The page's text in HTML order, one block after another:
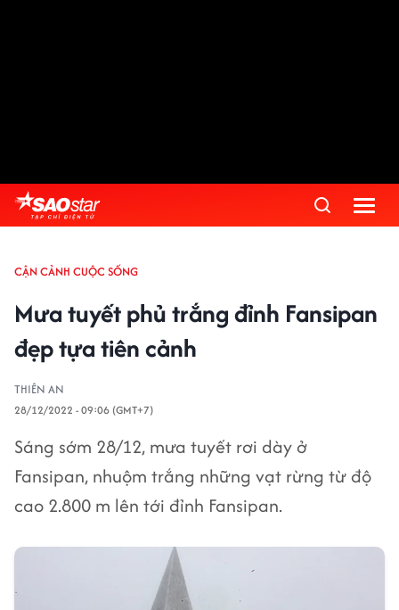
CẬN CẢNH CUỘC SỐNG
Mưa tuyết phủ trắng đỉnh Fansipan
đẹp tựa tiên cảnh
THIÊN AN
28/12/2022 - 09:06 (GMT+7)
Sáng sớm 28/12, mưa tuyết rơi dày ở
Fansipan, nhuộm trắng những vạt rừng từ độ
cao 2.800 m lên tới đỉnh Fansipan.